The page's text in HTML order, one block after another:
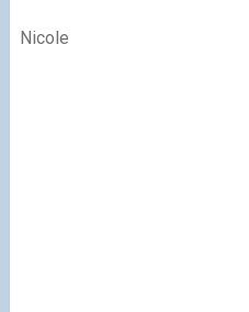
Nicole